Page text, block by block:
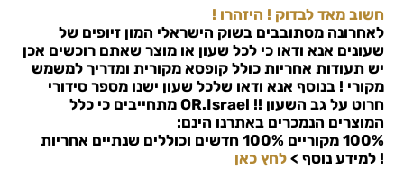
חשוב מאד לבדוק ! היזהרו !
לאחרונה מסתובבים בשוק הישראלי המון זיופים של
שעונים אנא ודאו כי לכל שעון או מוצר שאתם רוכשים אכן
יש תעודות אחריות כולל קופסא מקורית ומדריך למשמש
מקורי ! בנוסף אנא ודאו שלכל שעון ישנו מספר סידורי
חרוט על גב השעון !! OR.Israel מתחייבים כי כלל
המוצרים הנמכרים באתרנו הינם:
100% מקוריים 100% חדשים וכוללים שנתיים אחריות
! למידע נוסף > לחץ כאן